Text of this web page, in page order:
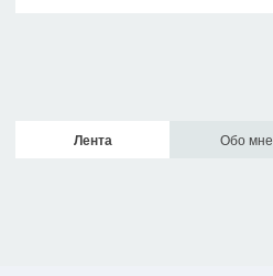
Лента Обо мне